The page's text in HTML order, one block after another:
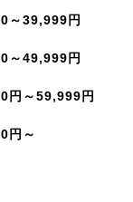
～39,999円
～49,999円
円～59,999円
円～